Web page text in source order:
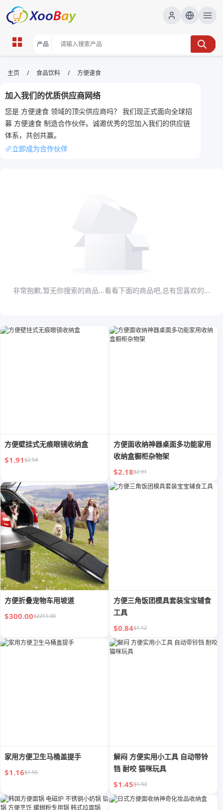
方便速食 | XOOBAY B2B/B2C
Marketplace
方便速食,快捷家常餐,省时美味, wholesale 方便速食,
XOOBAY
本页围绕方便速食，提供快捷美味的餐点方案，适合忙碌人群。包含食材
搭配、快速烹饪步骤、用量与省钱技巧，帮助提升日常用餐效率与口感。
主页 / 食品饮料 / 方便速食
加入我们的优质供应商网络
您是 方便速食 领域的顶尖供应商吗？ 我们现正式面向全球招
募 方便速食 制造合作伙伴。诚邀优秀的您加入我们的供应链
体系，共创共赢。
立即成为合作伙伴
非常抱歉,暂无你搜索的商品...看看下面的商品吧,总有您喜欢的...
方便壁挂式无痕眼镜收纳盒
$1.91$2.54
方便面收纳神器桌面多功能家用
收纳盒橱柜杂物架
$2.18$2.91
方便折叠宠物车用坡道
$300.00$2211.00
方便三角饭团模具套装宝宝辅食
工具
$0.84$1.12
家用方便卫生马桶盖提手
$1.16$1.55
解闷 方便实用小工具 自动带铃
铛 耐咬 猫咪玩具
$1.45$1.93